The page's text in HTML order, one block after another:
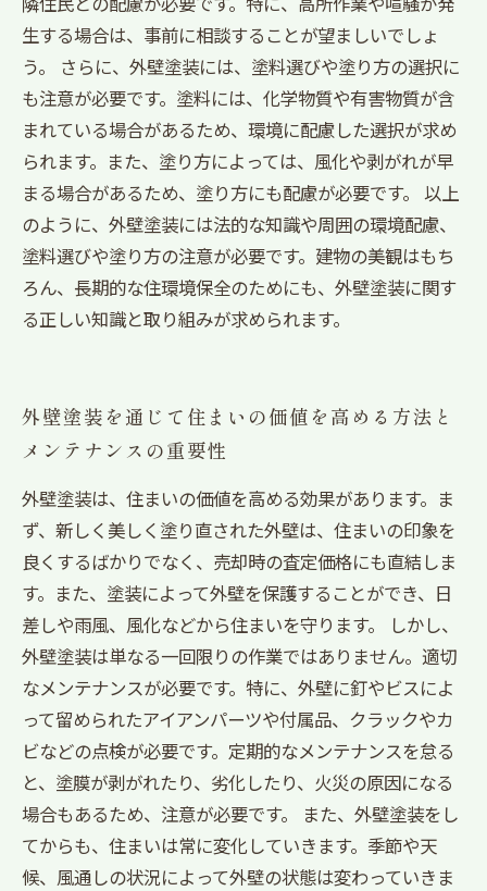
生する場合は、事前に相談することが望ましいでしょ
う。 さらに、外壁塗装には、塗料選びや塗り方の選択に
も注意が必要です。塗料には、化学物質や有害物質が含
まれている場合があるため、環境に配慮した選択が求め
られます。また、塗り方によっては、風化や剥がれが早
まる場合があるため、塗り方にも配慮が必要です。 以上
のように、外壁塗装には法的な知識や周囲の環境配慮、
塗料選びや塗り方の注意が必要です。建物の美観はもち
ろん、長期的な住環境保全のためにも、外壁塗装に関す
る正しい知識と取り組みが求められます。
外壁塗装を通じて住まいの価値を高める方法と
メンテナンスの重要性
外壁塗装は、住まいの価値を高める効果があります。ま
ず、新しく美しく塗り直された外壁は、住まいの印象を
良くするばかりでなく、売却時の査定価格にも直結しま
す。また、塗装によって外壁を保護することができ、日
差しや雨風、風化などから住まいを守ります。 しかし、
外壁塗装は単なる一回限りの作業ではありません。適切
なメンテナンスが必要です。特に、外壁に釘やビスによ
って留められたアイアンパーツや付属品、クラックやカ
ビなどの点検が必要です。定期的なメンテナンスを怠る
と、塗膜が剥がれたり、劣化したり、火災の原因になる
場合もあるため、注意が必要です。 また、外壁塗装をし
てからも、住まいは常に変化していきます。季節や天
候、風通しの状況によって外壁の状態は変わっていきま